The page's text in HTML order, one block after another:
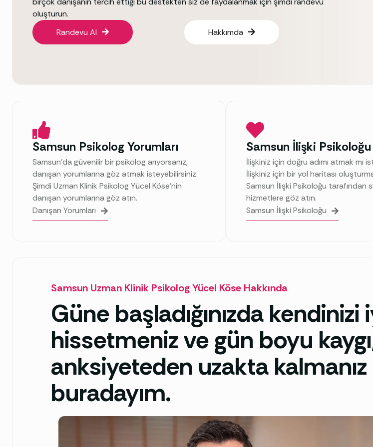
oluşturun.
Randevu Al
Hakkımda
Samsun Psikolog Yorumları
Samsun’da güvenilir bir psikolog arıyorsanız,
danışan yorumlarına göz atmak isteyebilirsiniz.
Şimdi Uzman Klinik Psikolog Yücel Köse’nin
danışan yorumlarına göz atın.
Danışan Yorumları
Samsun İlişki Psikoloğu
İlişkiniz için doğru adımı atmak mı
İlişkiniz için bir yol haritası
Samsun İlişki Psikoloğu tarafından
hizmetlere göz atın.
Samsun İlişki Psikoloğu
Samsun Uzman Klinik Psikolog Yücel Köse Hakkında
Güne başladığınızda kendinizi
hissetmeniz ve gün boyu
anksiyeteden uzakta
buradayım.